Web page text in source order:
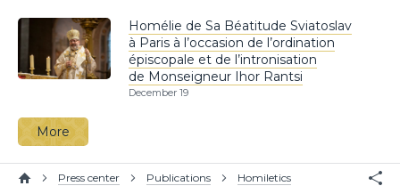
Homélie de Sa Béatitude Sviatoslav
à Paris à l’occasion de l’ordination
épiscopale et de l’intronisation
de Monseigneur Ihor Rantsi
December 19
More
Press center Publications Homiletics